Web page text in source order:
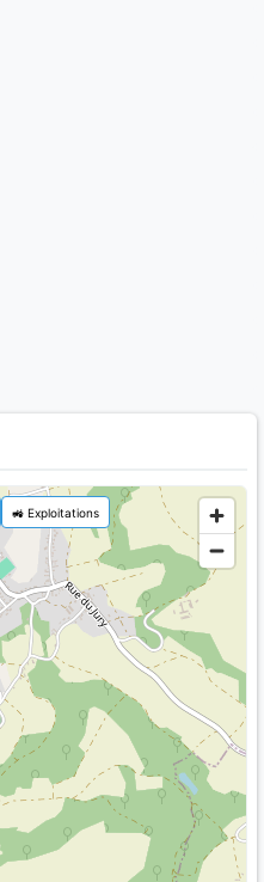
🚜 Exploitations